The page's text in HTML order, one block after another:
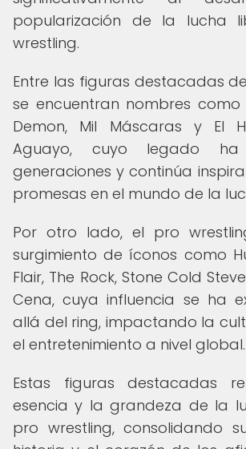
popularización de la lucha
wrestling.
Entre las figuras destacadas
se encuentran nombres como
Demon, Mil Máscaras y El
Aguayo, cuyo legado ha
generaciones y continúa
promesas en el mundo de la
Por otro lado, el pro
surgimiento de íconos como
Flair, The Rock, Stone Cold
Cena, cuya influencia se ha
allá del ring, impactando la
el entretenimiento a nivel global.
Estas figuras destacadas
esencia y la grandeza de la
pro wrestling, consolidando